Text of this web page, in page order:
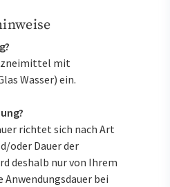
mit
Wasser) ein.
richtet sich nach Art
oder Dauer der
deshalb nur von Ihrem
bei